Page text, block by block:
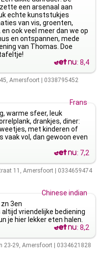
een arsenaal aan
echte kunststukjes
van vis, groenten,
ook veel meer dan we op
en ontspannen, mede
van Thomas. Doe
:8,4
, Amersfoort 0338795452
Frans
warme sfeer, leuk
drankjes, diner:
met kinderen of
vaak vol, dan gewoon even
: 7,2
11 , Amersfoort 0334659474
Chinese indian
3en
vriendelijke bediening
je hier lekker eten halen.
:8,2
23-29, Amersfoort 0334621828